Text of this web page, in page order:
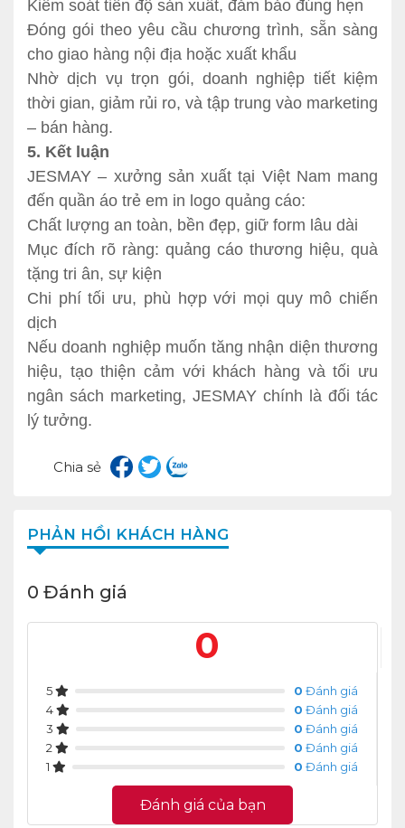
Kiểm soát tiến độ sản xuất, đảm bảo đúng hẹn
Đóng gói theo yêu cầu chương trình, sẵn sàng
cho giao hàng nội địa hoặc xuất khẩu
Nhờ dịch vụ trọn gói, doanh nghiệp tiết kiệm
thời gian, giảm rủi ro, và tập trung vào marketing
– bán hàng.
5. Kết luận
JESMAY – xưởng sản xuất tại Việt Nam mang
đến quần áo trẻ em in logo quảng cáo:
Chất lượng an toàn, bền đẹp, giữ form lâu dài
Mục đích rõ ràng: quảng cáo thương hiệu, quà
tặng tri ân, sự kiện
Chi phí tối ưu, phù hợp với mọi quy mô chiến
dịch
Nếu doanh nghiệp muốn tăng nhận diện thương
hiệu, tạo thiện cảm với khách hàng và tối ưu
ngân sách marketing, JESMAY chính là đối tác
lý tưởng.
Chia sẻ
PHẢN HỒI KHÁCH HÀNG
0 Đánh giá
0
5 0 Đánh giá
4
0 Đánh giá
3
0 Đánh giá
2
0 Đánh giá
1
0 Đánh giá
Đánh giá của bạn